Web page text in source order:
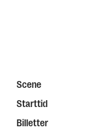
Scene
Starttid
Billetter